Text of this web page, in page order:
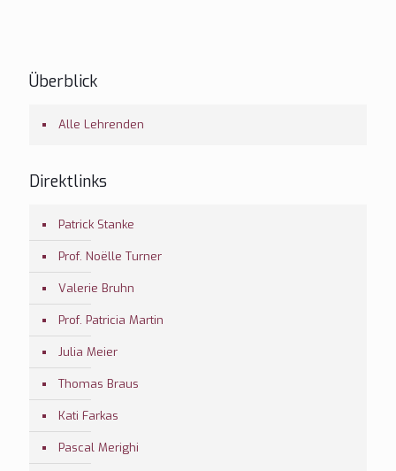
Überblick
Alle Lehrenden
Direktlinks
Patrick Stanke
Prof. Noëlle Turner
Valerie Bruhn
Prof. Patricia Martin
Julia Meier
Thomas Braus
Kati Farkas
Pascal Merighi